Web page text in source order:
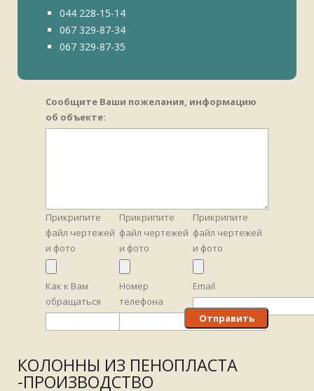
044 228-15-14
067 329-87-34
067 329-87-35
Сообщите Ваши пожелания, информацию
об объекте:
Прикрипите
файл чертежей
и фото
Как к Вам
обращаться
Прикрипите
файл чертежей
и фото
Номер
телефона
Прикрипите
файл чертежей
и фото
Email
КОЛОННЫ ИЗ ПЕНОПЛАСТА
-ПРОИЗВОДСТВО